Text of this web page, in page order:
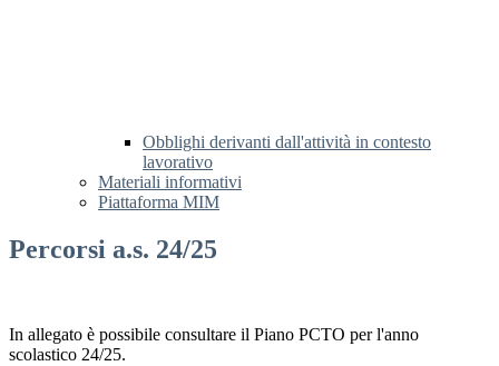
Obblighi derivanti dall'attività in contesto
lavorativo
Materiali informativi
Piattaforma MIM
Percorsi a.s. 24/25
In allegato è possibile consultare il Piano PCTO per l'anno
scolastico 24/25.